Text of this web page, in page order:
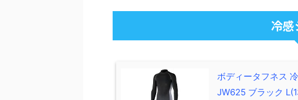
冷感
ボディータフネス
JW625 ブラック